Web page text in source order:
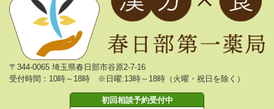
〒344-0065 埼玉県春日部市谷原2-7-16
受付時間：10時～18時 ※日曜:13時～18時（火曜・祝日を除く）
初回相談予約受付中